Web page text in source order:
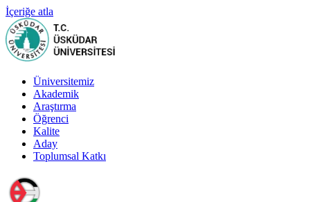
İçeriğe atla
Üniversitemiz
Akademik
Araştırma
Öğrenci
Kalite
Aday
Toplumsal Katkı